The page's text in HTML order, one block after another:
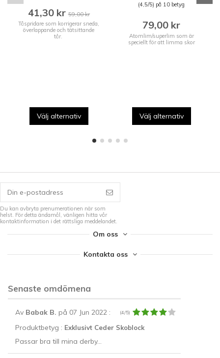
41,30 kr59,00 kr
Tåspridare som korrigerar sneda,
överlappande och tätsittande
tår.
Välj alternativ
(4,5/5) på 10 betyg
79,00 kr
Atomlim/superlim som är
speciellt för att limma skor
Välj alternativ
Du kan avbryta prenumerationen när som
helst. För detta ändamål, vänligen hitta vår
kontaktinformation i det rättsliga meddelandet.
Om oss
Kontakta oss
Senaste omdömena
Av Babak B. på 07 Jun 2022: (4/5)
Produktbetyg : Exklusivt Ceder Skoblock
Passar bra till mina derby...